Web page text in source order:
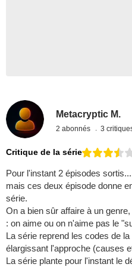
Metacryptic M.
2 abonnés 3
Critique de la série
Pour l'instant 2 épisodes
mais ces deux épisode donne
série.
On a bien sûr affaire à un
: on aime ou on n'aime pas le
La série reprend les codes de
élargissant l'approche (causes
La série plante pour l'instant le